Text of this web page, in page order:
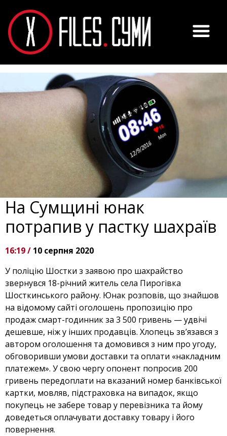
На Сумщині юнак
потрапив у пастку шахраїв
16:19 / 10 серпня 2020
У поліцію Шостки з заявою про шахрайство
звернувся 18-річний житель села Пирогівка
Шосткинського району. Юнак розповів, що знайшов
на відомому сайті оголошень пропозицію про
продаж смарт-годинник за 3 500 гривень — удвічі
дешевше, ніж у інших продавців. Хлопець зв’язався з
автором оголошення та домовився з ним про угоду,
обговоривши умови доставки та оплати «накладним
платежем». У свою чергу опонент попросив 200
гривень передоплати на вказаний номер банківської
картки, мовляв, підстраховка на випадок, якщо
покупець не забере товар у перевізника та йому
доведеться оплачувати доставку товару і його
повернення.